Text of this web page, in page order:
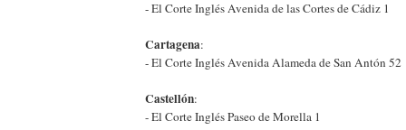
- El Corte Inglés Avenida de las Cortes de Cádiz 1
Cartagena:
- El Corte Inglés Avenida Alameda de San Antón 52
Castellón:
- El Corte Inglés Paseo de Morella 1